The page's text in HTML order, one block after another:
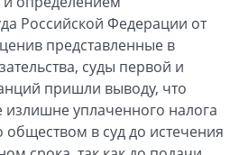
Российской Федерации от
представленные в
суды первой и
пришли выводу, что
излишне уплаченного налога
в суд до истечения